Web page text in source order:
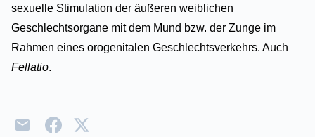
sexuelle Stimulation der äußeren weiblichen
Geschlechtsorgane mit dem Mund bzw. der Zunge im
Rahmen eines orogenitalen Geschlechtsverkehrs. Auch
Fellatio.